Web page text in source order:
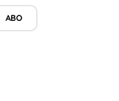
ABO